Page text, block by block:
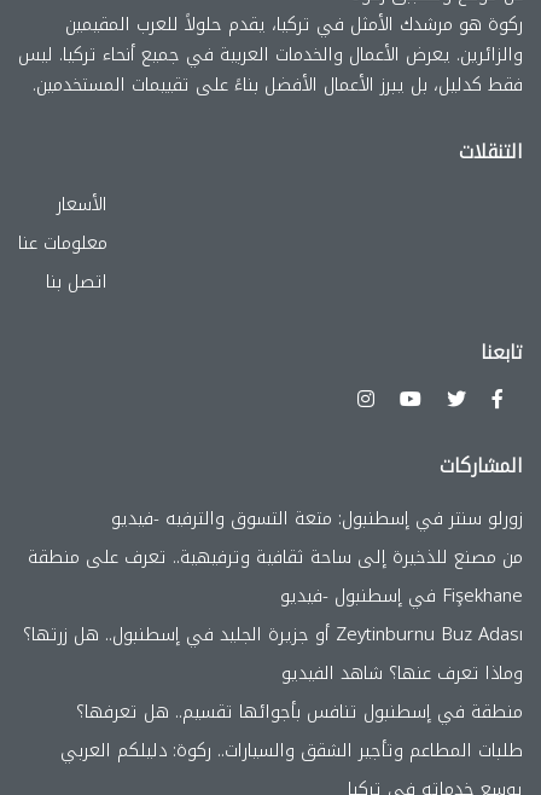
ركوة هو مرشدك الأمثل في تركيا، يقدم حلولاً للعرب المقيمين
والزائرين. يعرض الأعمال والخدمات العربية في جميع أنحاء تركيا. ليس
فقط كدليل، بل يبرز الأعمال الأفضل بناءً على تقييمات المستخدمين.
التنقلات
الأسعار
معلومات عنا
اتصل بنا
تابعنا
المشاركات
زورلو سنتر في إسطنبول: متعة التسوق والترفيه -فيديو
من مصنع للذخيرة إلى ساحة ثقافية وترفيهية.. تعرف على منطقة
Fişekhane في إسطنبول -فيديو
Zeytinburnu Buz Adası أو جزيرة الجليد في إسطنبول.. هل زرتها؟
وماذا تعرف عنها؟ شاهد الفيديو
منطقة في إسطنبول تنافس بأجوائها تقسيم.. هل تعرفها؟
طلبات المطاعم وتأجير الشقق والسيارات.. ركوة: دليلكم العربي